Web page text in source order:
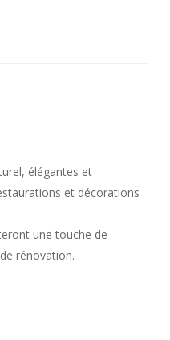
élégantes et
et décorations
une touche de
rénovation.